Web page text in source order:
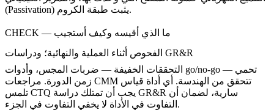
(Passivation)
يثبت طبقة الكروم.
CHECK — ما الذي أقيسه وكيف أستجيب
الفحوص أثناء العملية والنهائية؛ ودراسات GR&R
التحققات الخفيفة — ضربات المجس، وأدوات go/no-go — تحمي
زمن الدورة. مراجعات CMM تتحقق من الهندسة. أي أداة قياس
تلمس CTQ يجب أن تمتلك دراسة GR&R سارية، لضمان أن
التفاوت في الأداة لا يخفي التفاوت في الجزء.